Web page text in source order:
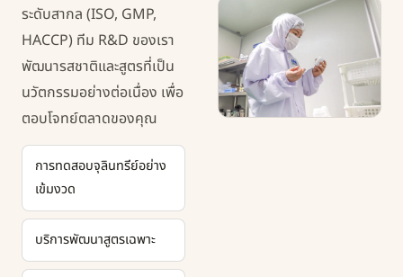
ระดับสากล (ISO, GMP,
HACCP) ทีม R&D ของเรา
พัฒนารสชาติและสูตรที่เป็น
นวัตกรรมอย่างต่อเนื่อง เพื่อ
ตอบโจทย์ตลาดของคุณ
การทดสอบจุลินทรีย์อย่าง
เข้มงวด
บริการพัฒนาสูตรเฉพาะ